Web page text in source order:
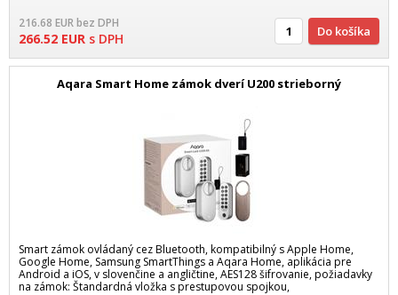
216.68 EURbez DPH
266.52 EUR s DPH Do košíka
Aqara Smart Home zámok dverí U200 strieborný
Smart zámok ovládaný cez Bluetooth, kompatibilný s Apple Home,
Google Home, Samsung SmartThings a Aqara Home, aplikácia pre
Android a iOS, v slovenčine a angličtine, AES128 šifrovanie, požiadavky
na zámok: Štandardná vložka s prestupovou spojkou,